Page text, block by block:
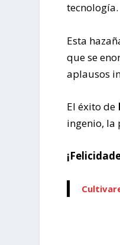
tecnología.
Esta
que se
aplausos
El éxito de
ingenio, la